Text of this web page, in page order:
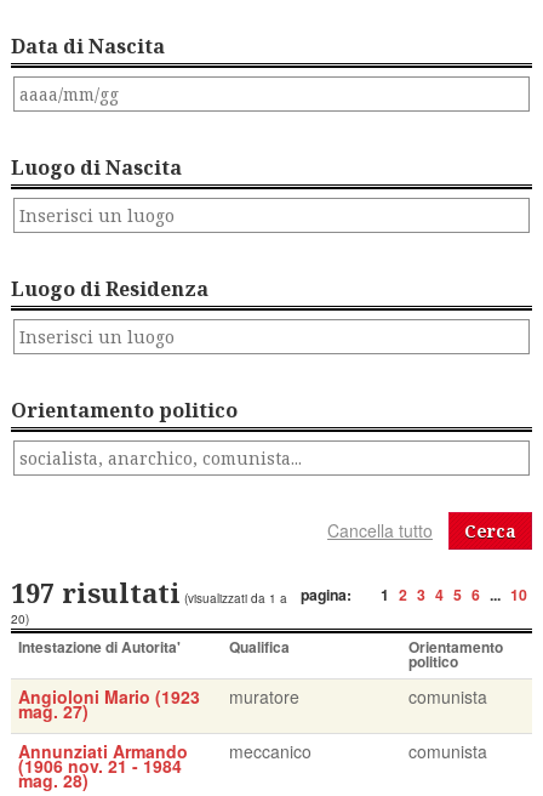
Data di Nascita
Luogo di Nascita
Luogo di Residenza
Orientamento politico
Cerca
pagina: 1 2 3 4 5 6 ... 10
197 risultati (visualizzati da 1 a
20)
Intestazione di Autorita' Qualifica Orientamento
politico
Angioloni Mario (1923
mag. 27)
muratore comunista
Annunziati Armando
(1906 nov. 21 - 1984
mag. 28)
meccanico comunista